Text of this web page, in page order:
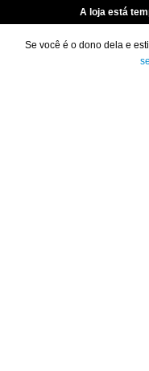
A loja está
Se você é o dono dela e